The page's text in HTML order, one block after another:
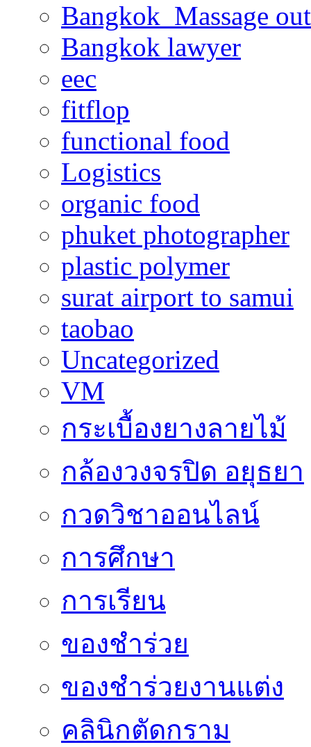
Bangkok Massage
Bangkok lawyer
eec
fitflop
functional food
Logistics
organic food
phuket photographer
plastic polymer
surat airport to samui
taobao
Uncategorized
VM
กระเบื้องยางลายไม้
กล้องวงจรปิด อยุธยา
กวดวิชาออนไลน์
การศึกษา
การเรียน
ของชำร่วย
ของชำร่วยงานแต่ง
คลินิกตัดกราม